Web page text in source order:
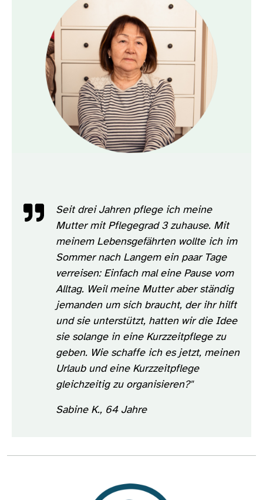
Seit drei Jahren pflege ich meine
Mutter mit Pflegegrad 3 zuhause. Mit
meinem Lebensgefährten wollte ich im
Sommer nach Langem ein paar Tage
verreisen: Einfach mal eine Pause vom
Alltag. Weil meine Mutter aber ständig
jemanden um sich braucht, der ihr hilft
und sie unterstützt, hatten wir die Idee
sie solange in eine Kurzzeitpflege zu
geben. Wie schaffe ich es jetzt, meinen
Urlaub und eine Kurzzeitpflege
gleichzeitig zu organisieren?"
Sabine K., 64 Jahre